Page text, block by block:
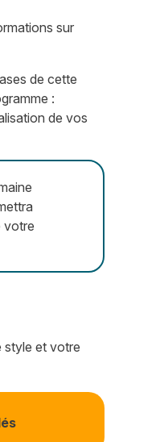
sur
de cette
:
de vos
votre
style et votre